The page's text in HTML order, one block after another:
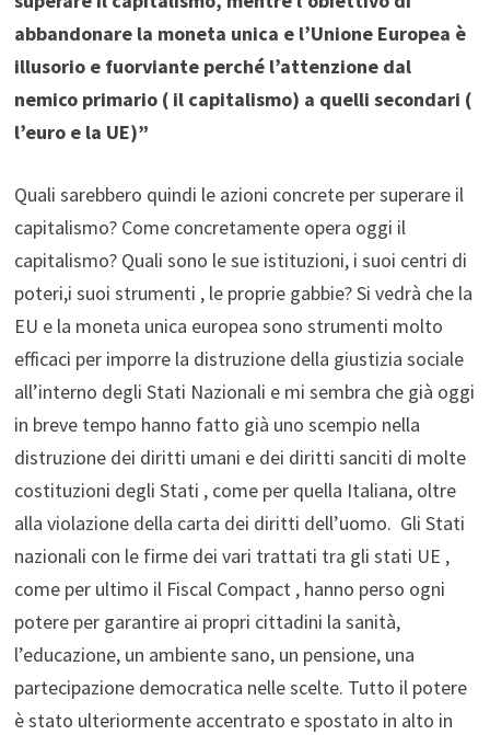
abbandonare la moneta unica e l’Unione Europea è
illusorio e fuorviante perché l’attenzione dal
nemico primario ( il capitalismo) a quelli secondari (
l’euro e la UE)”
Quali sarebbero quindi le azioni concrete per superare il
capitalismo? Come concretamente opera oggi il
capitalismo? Quali sono le sue istituzioni, i suoi centri di
poteri,i suoi strumenti , le proprie gabbie? Si vedrà che la
EU e la moneta unica europea sono strumenti molto
efficaci per imporre la distruzione della giustizia sociale
all’interno degli Stati Nazionali e mi sembra che già oggi
in breve tempo hanno fatto già uno scempio nella
distruzione dei diritti umani e dei diritti sanciti di molte
costituzioni degli Stati , come per quella Italiana, oltre
alla violazione della carta dei diritti dell’uomo. Gli Stati
nazionali con le firme dei vari trattati tra gli stati UE ,
come per ultimo il Fiscal Compact , hanno perso ogni
potere per garantire ai propri cittadini la sanità,
l’educazione, un ambiente sano, un pensione, una
partecipazione democratica nelle scelte. Tutto il potere
è stato ulteriormente accentrato e spostato in alto in